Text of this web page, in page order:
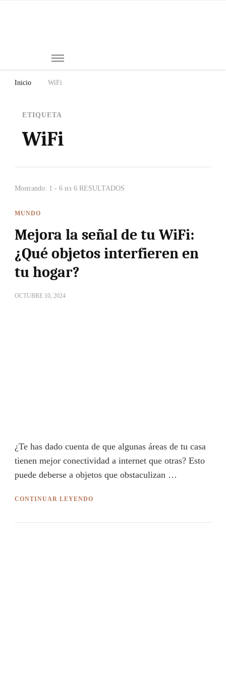
Inicio WiFi
ETIQUETA
WiFi
Mostrando: 1 - 6 из 6 RESULTADOS
MUNDO
Mejora la señal de tu WiFi:
¿Qué objetos interfieren en
tu hogar?
OCTUBRE 10, 2024
¿Te has dado cuenta de que algunas áreas de tu casa
tienen mejor conectividad a internet que otras? Esto
puede deberse a objetos que obstaculizan …
CONTINUAR LEYENDO